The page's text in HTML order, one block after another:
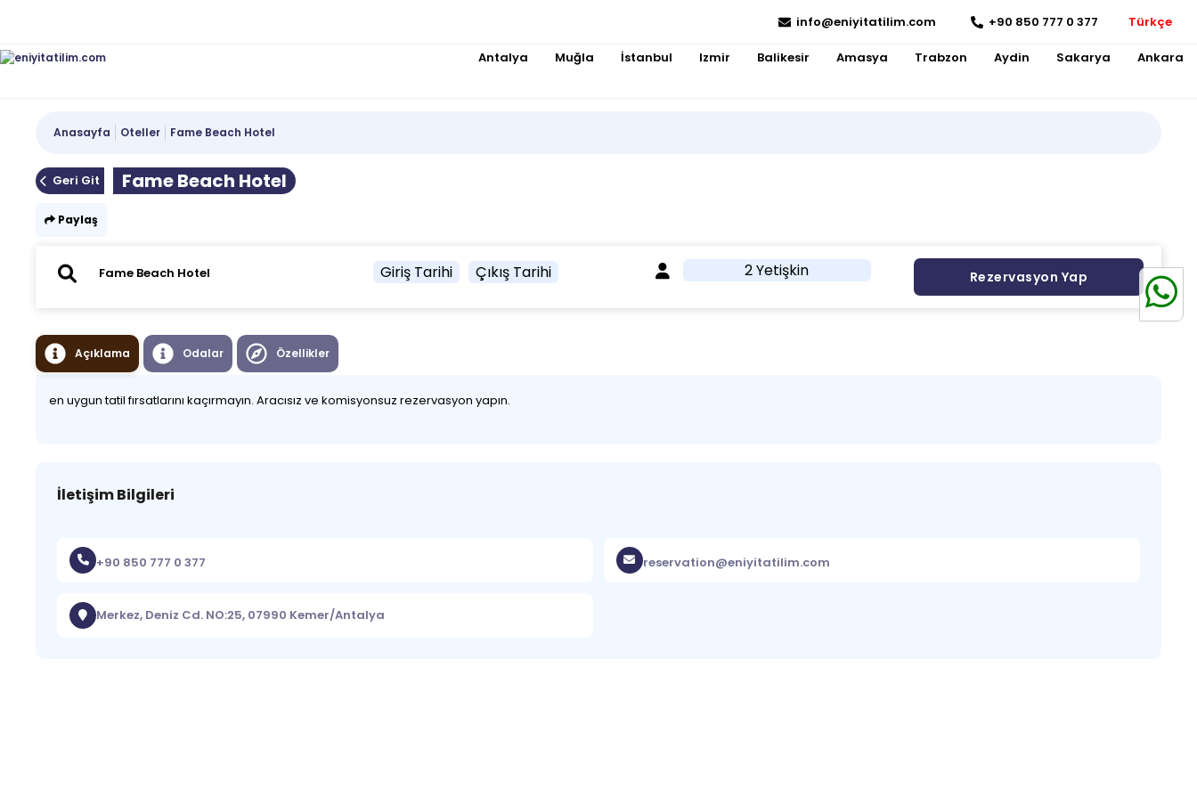
info@eniyitatilim.com +90 850 777 0 377 Türkçe
Antalya Muğla İstanbul Izmir Balikesir Amasya Trabzon Aydin Sakarya Ankara
Anasayfa Oteller Fame Beach Hotel
Geri Git Fame Beach Hotel
Paylaş
Giriş Tarihi Çıkış Tarihi 2 Yetişkin Rezervasyon Yap
Açıklama Odalar Özellikler
en uygun tatil fırsatlarını kaçırmayın. Aracısız ve komisyonsuz rezervasyon yapın.
İletişim Bilgileri
+90 850 777 0 377 reservation@eniyitatilim.com
Merkez, Deniz Cd. NO:25, 07990 Kemer/Antalya